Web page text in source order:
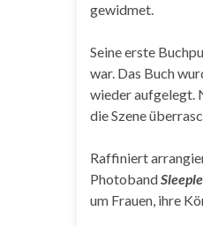
gewidmet.
Seine erste
war. Das Buch
wieder aufgelegt.
die Szene
Raffiniert
Photoband
um Frauen, ihre